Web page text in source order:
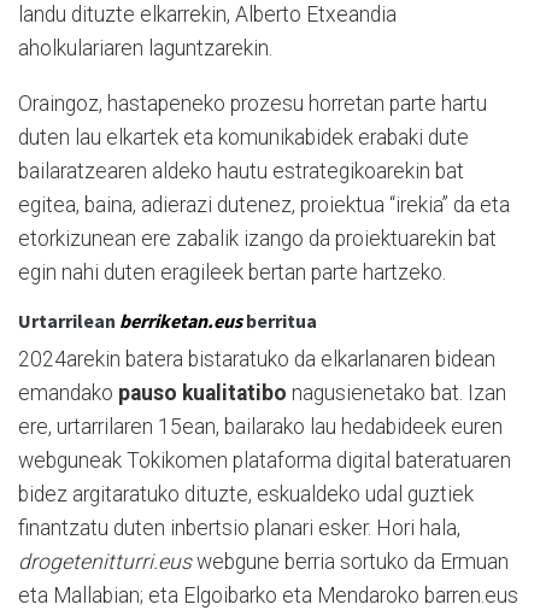
landu dituzte elkarrekin, Alberto Etxeandia
aholkulariaren laguntzarekin.
Oraingoz, hastapeneko prozesu horretan parte hartu
duten lau elkartek eta komunikabidek erabaki dute
bailaratzearen aldeko hautu estrategikoarekin bat
egitea, baina, adierazi dutenez, proiektua “irekia” da eta
etorkizunean ere zabalik izango da proiektuarekin bat
egin nahi duten eragileek bertan parte hartzeko.
Urtarrilean berriketan.eusberritua
2024arekin batera bistaratuko da elkarlanaren bidean
emandako pauso kualitatibo nagusienetako bat. Izan
ere, urtarrilaren 15ean, bailarako lau hedabideek euren
webguneak Tokikomen plataforma digital bateratuaren
bidez argitaratuko dituzte, eskualdeko udal guztiek
finantzatu duten inbertsio planari esker. Hori hala,
drogetenitturri.euswebgune berria sortuko da Ermuan
eta Mallabian; eta Elgoibarko eta Mendaroko barren.eus